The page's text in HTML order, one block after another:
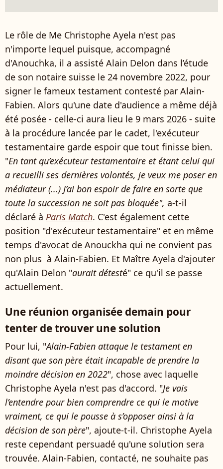
Le rôle de Me Christophe Ayela n'est pas
n'importe lequel puisque, accompagné
d'Anouchka, il a assisté Alain Delon dans l’étude
de son notaire suisse le 24 novembre 2022, pour
signer le fameux testament contesté par Alain-
Fabien. Alors qu'une date d'audience a même déjà
été posée - celle-ci aura lieu le 9 mars 2026 - suite
à la procédure lancée par le cadet, l'exécuteur
testamentaire garde espoir que tout finisse bien.
"En tant qu’exécuteur testamentaire et étant celui qui
a recueilli ses dernières volontés, je veux me poser en
médiateur (...) J’ai bon espoir de faire en sorte que
toute la succession ne soit pas bloquée", a-t-il
déclaré à Paris Match. C'est également cette
position "d'exécuteur testamentaire" et en même
temps d'avocat de Anouckha qui ne convient pas
non plus à Alain-Fabien. Et Maître Ayela d'ajouter
qu'Alain Delon "aurait détesté" ce qu'il se passe
actuellement.
Une réunion organisée demain pour
tenter de trouver une solution
Pour lui, "Alain-Fabien attaque le testament en
disant que son père était incapable de prendre la
moindre décision en 2022", chose avec laquelle
Christophe Ayela n'est pas d'accord. "Je vais
l’entendre pour bien comprendre ce qui le motive
vraiment, ce qui le pousse à s’opposer ainsi à la
décision de son père", ajoute-t-il. Christophe Ayela
reste cependant persuadé qu'une solution sera
trouvée. Alain-Fabien, contacté, ne souhaite pas